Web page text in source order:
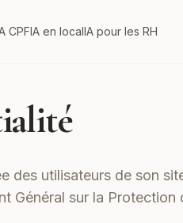
CPFIA en localIA pour les RH
des utilisateurs de son
Général sur la Protection